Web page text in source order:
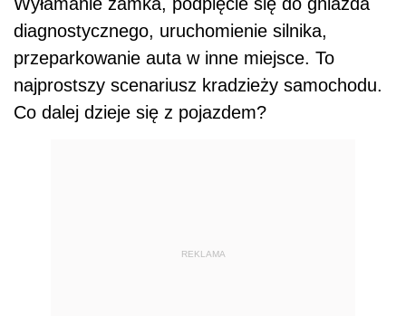
diagnostycznego, uruchomienie silnika,
przeparkowanie auta w inne miejsce. To
najprostszy scenariusz kradzieży samochodu.
Co dalej dzieje się z pojazdem?
REKLAMA